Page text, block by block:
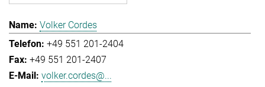
Volker Cordes
+49 551 201-2404
+49 551 201-2407
volker.cordes@...